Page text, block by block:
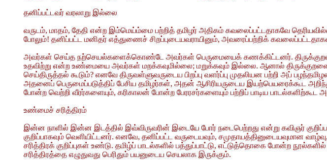
தனிப்பட்டவர் வரலாறு இல்லை
வருடம், மாதம், தேதி என்ற இம்மெய்ம்மை பற்றித் தமிழர் அதிகம் கவலைப்பட்டதாகவே
போலும்! தனிப்பட்ட மனிதர் எத்துணைச் சிறப்புடையவராயினும், அவரைப்பற்றிக்
அவர்கள் செய்த நற்செயல்களைக்கொண்டே அவர்கள் பெருமையைக் கணக்கிட்டனர். திருக்குறள்
உதவிற்று என்ற உண்மையை அவர்கள் மறக்கவுமில்லை; மறுக்கவும் இல்லை. ஆனால் திருக்குறளை
செய்திருத்தல் கூடும்? எனவே திருவள்ளுவருடைய பிறப்பு வளர்ப்பு முதலியன பற்றி அப்
அதனைப் பெருமைப்படுத்திப் பேசிய தமிழர்கள், அதன் ஆசிரியருடைய இயற்பெயரைக்கூட
போன்ற வெற்றி வீரர்களையும், கரிகாலன் போன்ற பேரரசர்களையும் பற்றிப் பாடிய
உண்மைச் சரித்திரம்
இன்ன நாளில் இன்ன இடத்தில் இவ்விருவரின் இடையே போர் நடைபெற்றது என்று கவிஞர்
குறிப்பாகவும் வெளியிட்டனர். எனவே, தனிப்பட்ட வருடையவும், சமுதாயத்தினுடையவுமான
சரித்திரக் குறிப்புகள் உண்டு. தமிழ்ப் பாடல்களில் பத்துப்பாட்டு, எட்டுத்தொகை போன்ற
சரித்திரத்தை எழுதுவது பெரிதும் பயனுடைய செயலாக இருக்கும்.